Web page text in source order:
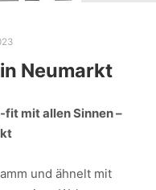
Neumarkt
fit mit allen Sinnen –
und ähnelt mit